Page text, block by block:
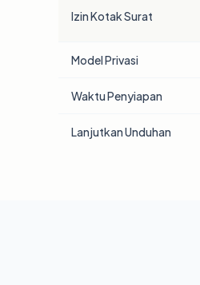
Izin Kotak Surat
Model Privasi
Waktu Penyiapan
Lanjutkan Unduhan